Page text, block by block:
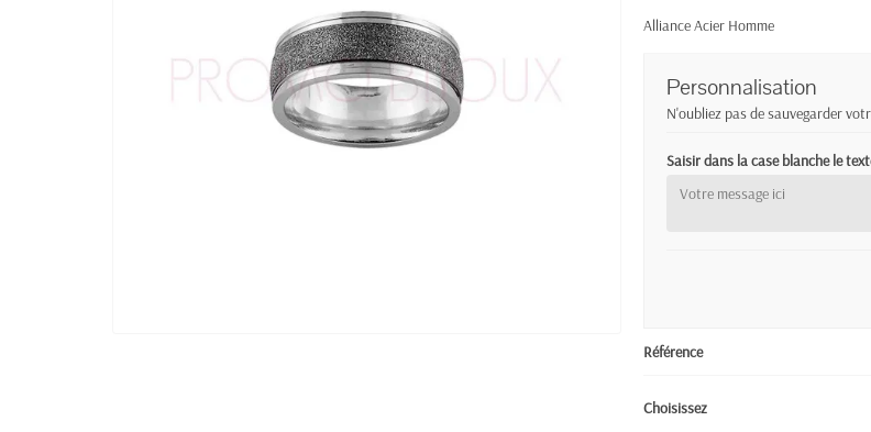
Alliance Acier Homme
Personnalisation
N'oubliez pas de sauvegarder
Saisir dans la case blanche le
Référence
Choisissez